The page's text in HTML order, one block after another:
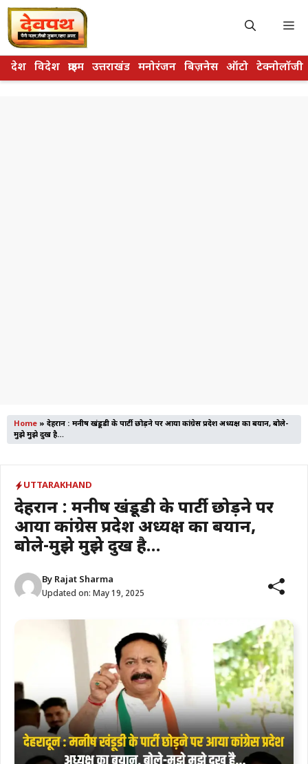
Skip
to
content
देश विदेश क्राइम उत्तराखंड मनोरंजन बिज़नेस ऑटो टेक्नोलॉजी
Home » देहरादून : मनीष खंडूडी के पार्टी छोड़ने पर आया कांग्रेस प्रदेश अध्यक्ष का बयान, बोले-
मुझे मुझे दुख है…
UTTARAKHAND
देहरादून : मनीष खंडूडी के पार्टी छोड़ने पर
आया कांग्रेस प्रदेश अध्यक्ष का बयान,
बोले-मुझे मुझे दुख है…
By Rajat Sharma
Updated on: May 19, 2025